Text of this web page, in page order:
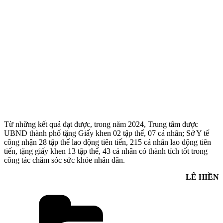
Từ những kết quả đạt được, trong năm 2024, Trung tâm được
UBND thành phố tặng Giấy khen 02 tập thể, 07 cá nhân; Sở Y tế
công nhận 28 tập thể lao động tiên tiến, 215 cá nhân lao động tiên
tiến, tặng giấy khen 13 tập thể, 43 cá nhân có thành tích tốt trong
công tác chăm sóc sức khỏe nhân dân.
LÊ HIỀN